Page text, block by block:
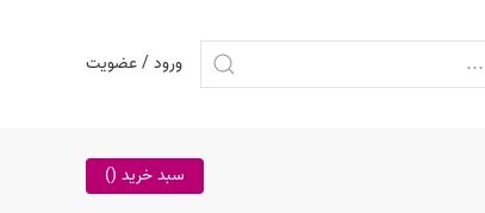
ورود / عضویت
سبد خرید ()